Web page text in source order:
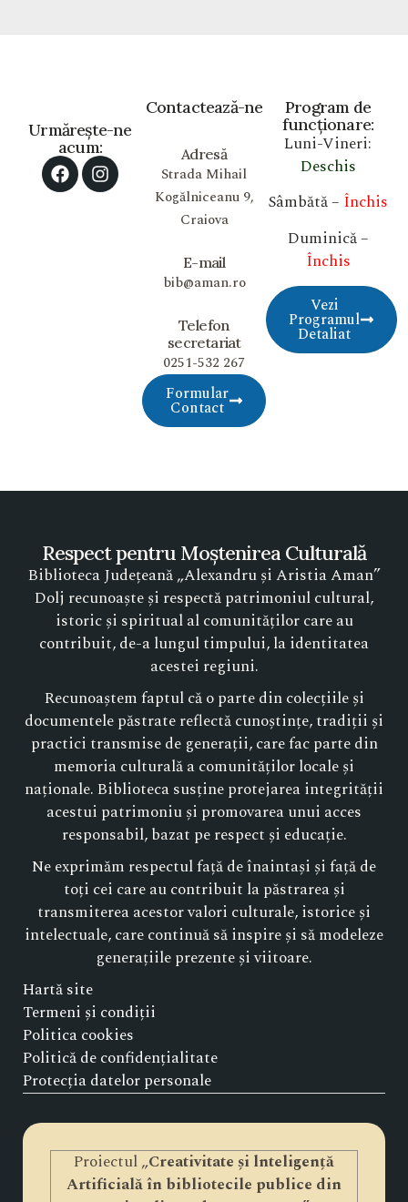
Program de
funcționare:
Luni-Vineri:
Deschis
Sâmbătă – Închis
Duminică –
Închis
Vezi
Programul
Detaliat
Contactează-ne
Adresă
Strada Mihail
Kogălniceanu 9,
Craiova
E-mail
bib@aman.ro
Telefon
secretariat
0251-532 267
Formular
Contact
Urmărește-ne
acum:
Respect pentru Moștenirea Culturală
Biblioteca Județeană „Alexandru și Aristia Aman”
Dolj recunoaște și respectă patrimoniul cultural,
istoric și spiritual al comunităților care au
contribuit, de-a lungul timpului, la identitatea
acestei regiuni.
Recunoaștem faptul că o parte din colecțiile și
documentele păstrate reflectă cunoștințe, tradiții și
practici transmise de generații, care fac parte din
memoria culturală a comunităților locale și
naționale. Biblioteca susține protejarea integrității
acestui patrimoniu și promovarea unui acces
responsabil, bazat pe respect și educație.
Ne exprimăm respectul față de înaintași și față de
toți cei care au contribuit la păstrarea și
transmiterea acestor valori culturale, istorice și
intelectuale, care continuă să inspire și să modeleze
generațiile prezente și viitoare.
Hartă site
Termeni și condiții
Politica cookies
Politică de confidențialitate
Protecția datelor personale
Proiectul „Creativitate și lnteligență
Artificială în bibliotecile publice din